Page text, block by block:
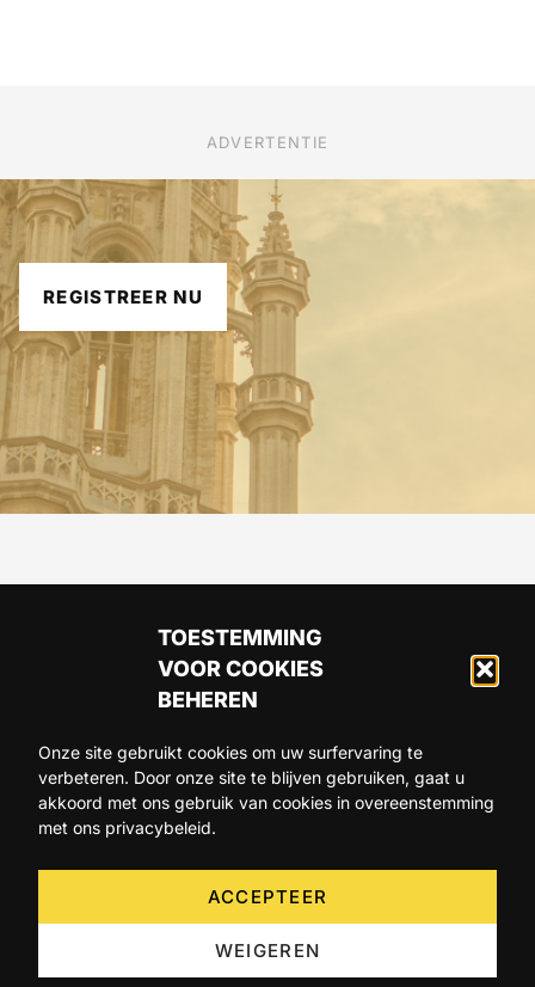
TOESTEMMING
VOOR COOKIES
BEHEREN
Onze site gebruikt cookies om uw surfervaring te
verbeteren. Door onze site te blijven gebruiken, gaat u
akkoord met ons gebruik van cookies in overeenstemming
met ons privacybeleid.
ACCEPTEER
WEIGEREN
ADVERTENTIE
REGISTREER NU
ARTIKELS AGENDA OVER ONS